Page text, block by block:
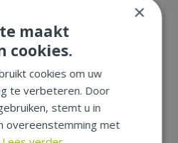
uw mening! Schrijf een
"Buzzy® Kamille"
Nationale Tuinbon ter
×
maakt
cookies.
cookies om uw
te verbeteren. Door
stemt u in
overeenstemming met